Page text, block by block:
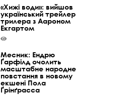
«Хижі води»: вийшов
український трейлер
трилера з Аароном
Екгартом
Месник: Ендрю
Ґарфілд очолить
масштабне народне
повстання в новому
екшені Пола
Ґрінґрасса